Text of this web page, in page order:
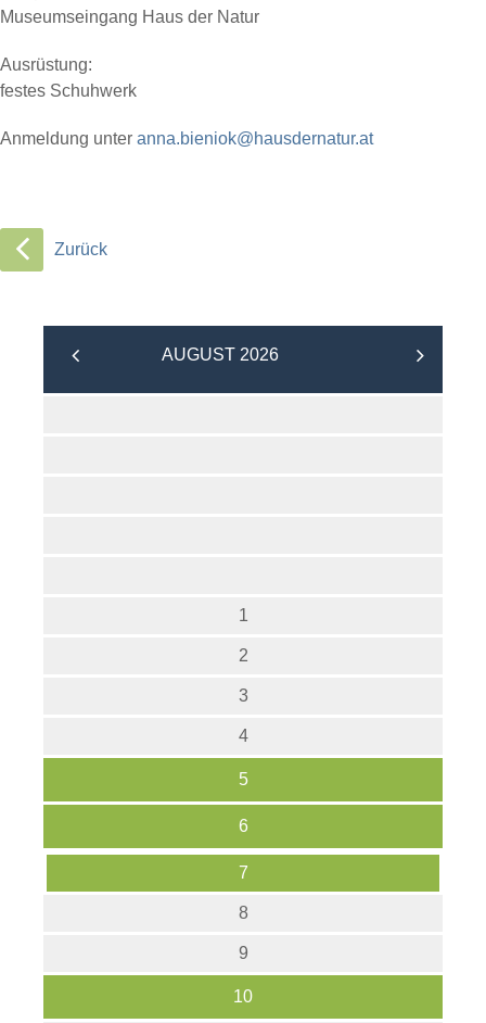
Museumseingang Haus der Natur
Ausrüstung:
festes Schuhwerk
Anmeldung unter anna.bieniok@hausdernatur.at
Zurück
AUGUST 2026
1
2
3
4
5
6
7
8
9
10